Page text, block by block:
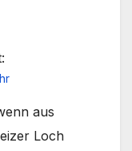
aus
Loch